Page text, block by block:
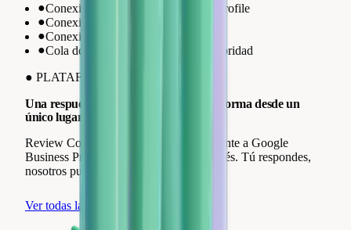
●Conexión nativa Google Business Profile
●Conexión nativa Trustpilot
●Conexión nativa Avis Vérifiés
●Cola de respuestas ordenada por prioridad
● PLATAFORMAS
Una respuesta publicada en cada plataforma desde un
único lugar.
Review Collect está conectado nativamente a Google
Business Profile, Trustpilot y Avis Vérifiés. Tú respondes,
nosotros publicamos.
Ver todas las integraciones